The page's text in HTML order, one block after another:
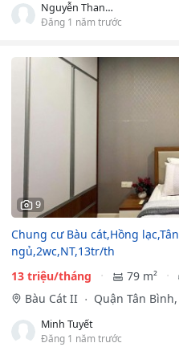
Nguyễn Thanh Nhài
Đăng 1 năm trước
9
Chung cư Bàu cát,Hồng
ngủ,2wc,NT,13tr/th
13 triệu/tháng
79 m²
Bàu Cát II
Quận Tân
Minh Tuyết
Đăng 1 năm trước